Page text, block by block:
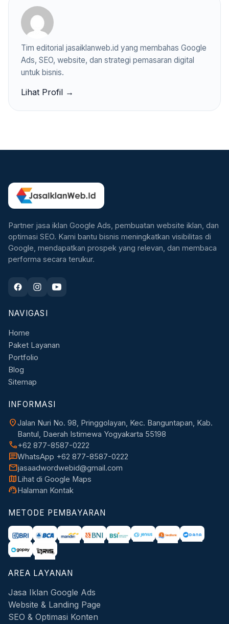
Tim editorial jasaiklanweb.id yang membahas Google
Ads, SEO, website, dan strategi pemasaran digital
untuk bisnis.
Lihat Profil →
Partner jasa iklan Google Ads, pembuatan website iklan, dan
optimasi SEO. Kami bantu bisnis meningkatkan visibilitas di
Google, mendapatkan prospek yang relevan, dan membaca
performa secara terukur.
NAVIGASI
Home
Paket Layanan
Portfolio
Blog
Sitemap
INFORMASI
location_onJalan Nuri No. 98, Pringgolayan, Kec. Banguntapan, Kab.
Bantul, Daerah Istimewa Yogyakarta 55198
call+62 877-8587-0222
chatWhatsApp +62 877-8587-0222
mailjasaadwordwebid@gmail.com
mapLihat di Google Maps
support_agentHalaman Kontak
METODE PEMBAYARAN
AREA LAYANAN
Jasa Iklan Google Ads
Website & Landing Page
SEO & Optimasi Konten